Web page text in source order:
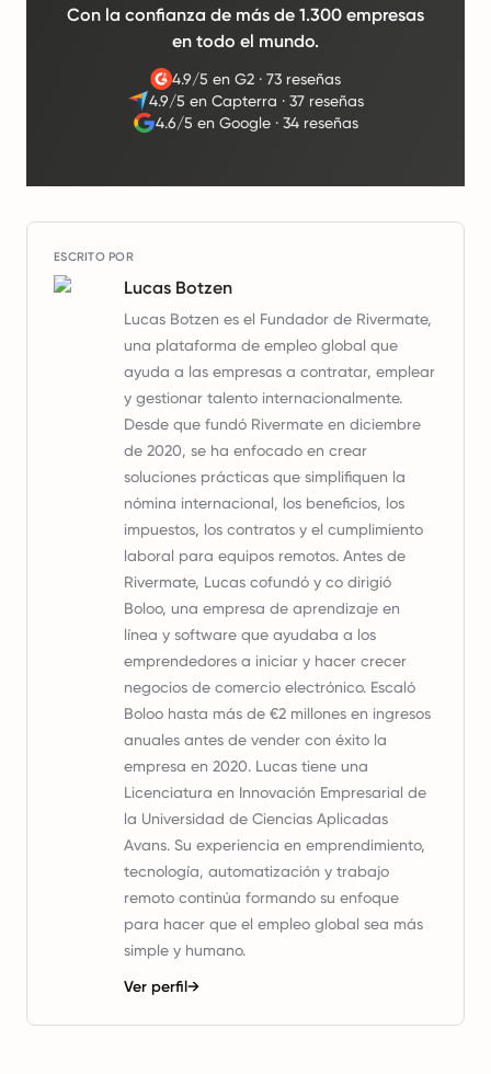
Con la confianza de más de 1.300 empresas
en todo el mundo.
4.9/5 en G2 ·73 reseñas
4.9/5 en Capterra ·37 reseñas
4.6/5 en Google· 34 reseñas
ESCRITO POR
Lucas Botzen
Lucas Botzen es el Fundador de Rivermate,
una plataforma de empleo global que
ayuda a las empresas a contratar, emplear
y gestionar talento internacionalmente.
Desde que fundó Rivermate en diciembre
de 2020, se ha enfocado en crear
soluciones prácticas que simplifiquen la
nómina internacional, los beneficios, los
impuestos, los contratos y el cumplimiento
laboral para equipos remotos. Antes de
Rivermate, Lucas cofundó y co dirigió
Boloo, una empresa de aprendizaje en
línea y software que ayudaba a los
emprendedores a iniciar y hacer crecer
negocios de comercio electrónico. Escaló
Boloo hasta más de €2 millones en ingresos
anuales antes de vender con éxito la
empresa en 2020. Lucas tiene una
Licenciatura en Innovación Empresarial de
la Universidad de Ciencias Aplicadas
Avans. Su experiencia en emprendimiento,
tecnología, automatización y trabajo
remoto continúa formando su enfoque
para hacer que el empleo global sea más
simple y humano.
Ver perfil→